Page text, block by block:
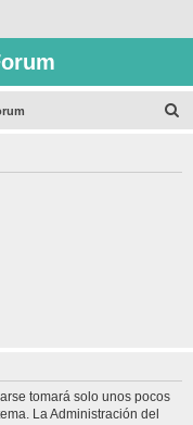
tomará solo unos pocos
La Administración del